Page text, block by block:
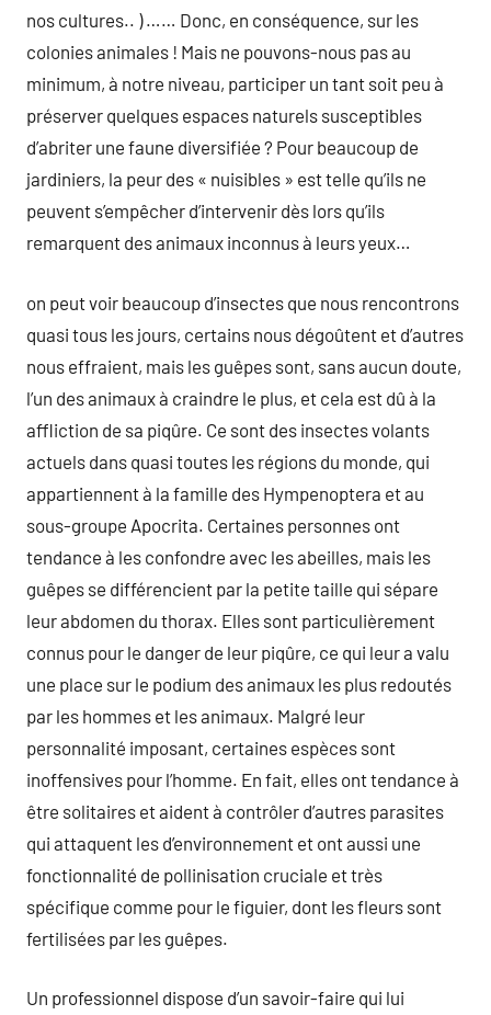
nos cultures.. ) …… Donc, en conséquence, sur les
colonies animales ! Mais ne pouvons-nous pas au
minimum, à notre niveau, participer un tant soit peu à
préserver quelques espaces naturels susceptibles
d’abriter une faune diversifiée ? Pour beaucoup de
jardiniers, la peur des « nuisibles » est telle qu’ils ne
peuvent s’empêcher d’intervenir dès lors qu’ils
remarquent des animaux inconnus à leurs yeux…
on peut voir beaucoup d’insectes que nous rencontrons
quasi tous les jours, certains nous dégoûtent et d’autres
nous effraient, mais les guêpes sont, sans aucun doute,
l’un des animaux à craindre le plus, et cela est dû à la
affliction de sa piqûre. Ce sont des insectes volants
actuels dans quasi toutes les régions du monde, qui
appartiennent à la famille des Hympenoptera et au
sous-groupe Apocrita. Certaines personnes ont
tendance à les confondre avec les abeilles, mais les
guêpes se différencient par la petite taille qui sépare
leur abdomen du thorax. Elles sont particulièrement
connus pour le danger de leur piqûre, ce qui leur a valu
une place sur le podium des animaux les plus redoutés
par les hommes et les animaux. Malgré leur
personnalité imposant, certaines espèces sont
inoffensives pour l’homme. En fait, elles ont tendance à
être solitaires et aident à contrôler d’autres parasites
qui attaquent les d’environnement et ont aussi une
fonctionnalité de pollinisation cruciale et très
spécifique comme pour le figuier, dont les fleurs sont
fertilisées par les guêpes.
Un professionnel dispose d’un savoir-faire qui lui